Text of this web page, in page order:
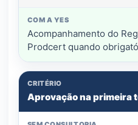
Acompanhamento do
Prodcert quando
Aprovação na primeira